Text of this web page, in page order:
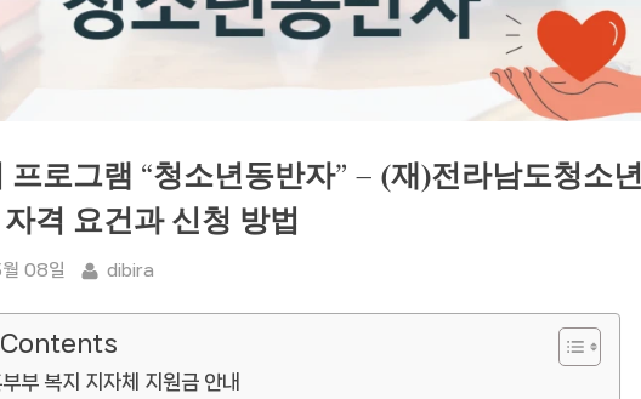
프로그램 “청소년동반자” – (재)전라남도청소년
격 요건과 신청 방법
08일 By
dibira
부 복지 지자체 지원금 안내